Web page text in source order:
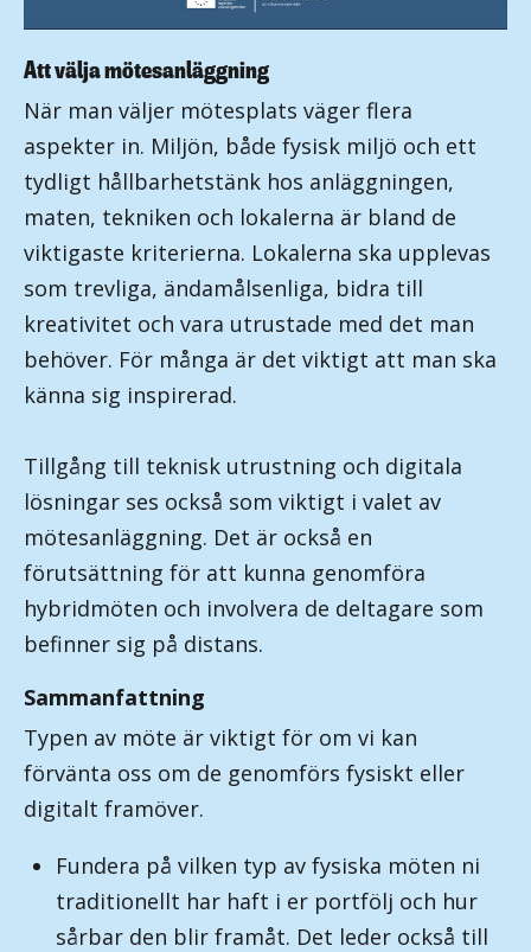
Att välja mötesanläggning
När man väljer mötesplats väger flera
aspekter in. Miljön, både fysisk miljö och ett
tydligt hållbarhetstänk hos anläggningen,
maten, tekniken och lokalerna är bland de
viktigaste kriterierna. Lokalerna ska upplevas
som trevliga, ändamålsenliga, bidra till
kreativitet och vara utrustade med det man
behöver. För många är det viktigt att man ska
känna sig inspirerad.
Tillgång till teknisk utrustning och digitala
lösningar ses också som viktigt i valet av
mötesanläggning. Det är också en
förutsättning för att kunna genomföra
hybridmöten och involvera de deltagare som
befinner sig på distans.
Sammanfattning
Typen av möte är viktigt för om vi kan
förvänta oss om de genomförs fysiskt eller
digitalt framöver.
Fundera på vilken typ av fysiska möten ni
traditionellt har haft i er portfölj och hur
sårbar den blir framåt. Det leder också till